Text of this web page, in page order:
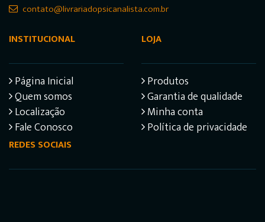
contato@livrariadopsicanalista.com.br
INSTITUCIONAL
Página Inicial
Quem somos
Localização
Fale Conosco
LOJA
Produtos
Garantia de qualidade
Minha conta
Política de privacidade
REDES SOCIAIS